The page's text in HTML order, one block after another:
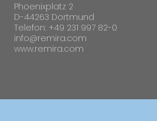
Phoenixplatz 2
D-44263 Dortmund
Telefon: +49 231 997 82-0
info@remira.com
www.remira.com